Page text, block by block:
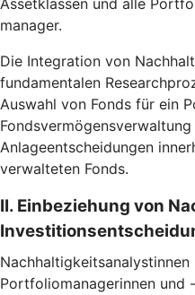
Assetklassen und alle
manager.
Die Integration von
fundamentalen
Auswahl von Fonds für ein
Anlageentscheidungen
verwalteten Fonds.
II. Einbeziehung von
Portfoliomanagerinnen und